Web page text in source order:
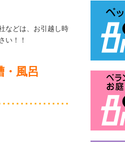
などは、お引越し時
い！！
・風呂